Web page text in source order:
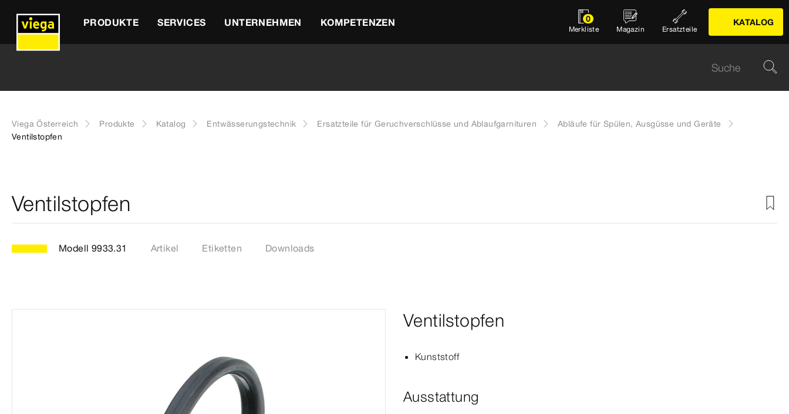
PRODUKTE SERVICES UNTERNEHMEN KOMPETENZEN 0
Merkliste Magazin Ersatzteile
KATALOG
Viega Österreich Produkte Katalog Entwässerungstechnik Ersatzteile für Geruchverschlüsse und Ablaufgarnituren
Abläufe für Spülen, Ausgüsse und Geräte
Ventilstopfen
Ventilstopfen
Modell 9933.31 Artikel Etiketten Downloads
Ventilstopfen
Kunststoff
Ausstattung